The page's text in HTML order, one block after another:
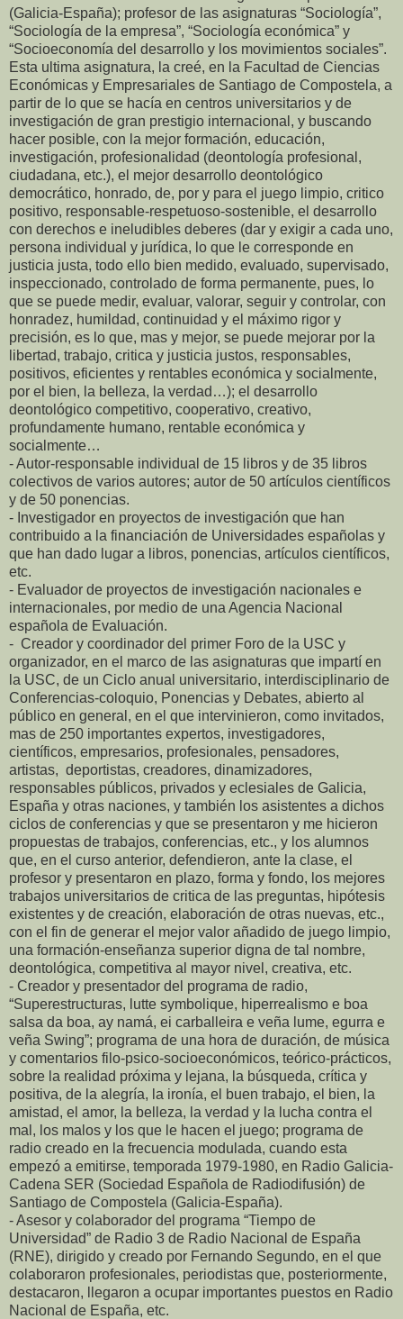
(Galicia-España); profesor de las asignaturas “Sociología”,
“Sociología de la empresa”, “Sociología económica” y
“Socioeconomía del desarrollo y los movimientos sociales”.
Esta ultima asignatura, la creé, en la Facultad de Ciencias
Económicas y Empresariales de Santiago de Compostela, a
partir de lo que se hacía en centros universitarios y de
investigación de gran prestigio internacional, y buscando
hacer posible, con la mejor formación, educación,
investigación, profesionalidad (deontología profesional,
ciudadana, etc.), el mejor desarrollo deontológico
democrático, honrado, de, por y para el juego limpio, critico
positivo, responsable-respetuoso-sostenible, el desarrollo
con derechos e ineludibles deberes (dar y exigir a cada uno,
persona individual y jurídica, lo que le corresponde en
justicia justa, todo ello bien medido, evaluado, supervisado,
inspeccionado, controlado de forma permanente, pues, lo
que se puede medir, evaluar, valorar, seguir y controlar, con
honradez, humildad, continuidad y el máximo rigor y
precisión, es lo que, mas y mejor, se puede mejorar por la
libertad, trabajo, critica y justicia justos, responsables,
positivos, eficientes y rentables económica y socialmente,
por el bien, la belleza, la verdad…); el desarrollo
deontológico competitivo, cooperativo, creativo,
profundamente humano, rentable económica y
socialmente…
- Autor-responsable individual de 15 libros y de 35 libros
colectivos de varios autores; autor de 50 artículos científicos
y de 50 ponencias.
- Investigador en proyectos de investigación que han
contribuido a la financiación de Universidades españolas y
que han dado lugar a libros, ponencias, artículos científicos,
etc.
- Evaluador de proyectos de investigación nacionales e
internacionales, por medio de una Agencia Nacional
española de Evaluación.
- Creador y coordinador del primer Foro de la USC y
organizador, en el marco de las asignaturas que impartí en
la USC, de un Ciclo anual universitario, interdisciplinario de
Conferencias-coloquio, Ponencias y Debates, abierto al
público en general, en el que intervinieron, como invitados,
mas de 250 importantes expertos, investigadores,
científicos, empresarios, profesionales, pensadores,
artistas, deportistas, creadores, dinamizadores,
responsables públicos, privados y eclesiales de Galicia,
España y otras naciones, y también los asistentes a dichos
ciclos de conferencias y que se presentaron y me hicieron
propuestas de trabajos, conferencias, etc., y los alumnos
que, en el curso anterior, defendieron, ante la clase, el
profesor y presentaron en plazo, forma y fondo, los mejores
trabajos universitarios de critica de las preguntas, hipótesis
existentes y de creación, elaboración de otras nuevas, etc.,
con el fin de generar el mejor valor añadido de juego limpio,
una formación-enseñanza superior digna de tal nombre,
deontológica, competitiva al mayor nivel, creativa, etc.
- Creador y presentador del programa de radio,
“Superestructuras, lutte symbolique, hiperrealismo e boa
salsa da boa, ay namá, ei carballeira e veña lume, egurra e
veña Swing”; programa de una hora de duración, de música
y comentarios filo-psico-socioeconómicos, teórico-prácticos,
sobre la realidad próxima y lejana, la búsqueda, crítica y
positiva, de la alegría, la ironía, el buen trabajo, el bien, la
amistad, el amor, la belleza, la verdad y la lucha contra el
mal, los malos y los que le hacen el juego; programa de
radio creado en la frecuencia modulada, cuando esta
empezó a emitirse, temporada 1979-1980, en Radio Galicia-
Cadena SER (Sociedad Española de Radiodifusión) de
Santiago de Compostela (Galicia-España).
- Asesor y colaborador del programa “Tiempo de
Universidad” de Radio 3 de Radio Nacional de España
(RNE), dirigido y creado por Fernando Segundo, en el que
colaboraron profesionales, periodistas que, posteriormente,
destacaron, llegaron a ocupar importantes puestos en Radio
Nacional de España, etc.